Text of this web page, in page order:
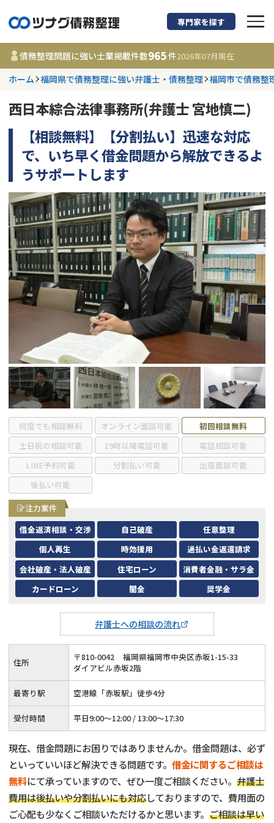
債務整理に強い弁
都道府県を選択
事務所 965
件
更新日 :
2026年07月31日
借金返済相談・交渉
任意整理
時効援用
会社破産・法人破産
消費者金融・サラ金
闇金
費用相場
コラム
債務整理
個人再生（民事再生）
過払金
借金問題
専門家を探す
債務整理問題に強い士業掲載件数965件2026年07月現在
ホーム 福岡県で債務整理に強い弁護士・債務整理 福岡市で債務整
西日本綜合法律事務所(弁護士 宮地慎二)
【相談無料】【分割払い】迅速な対応
で、いち早く借金問題から解放できるよ
うサポートします
何度でも相談無料 オンライン面談可能
初回相談無料
土日祝の相談可能
19時以降電話可能
電話相談可能
LINE予約可能
分割払い可能
出張面談可能
後払い可能
弁護士への相談の流れ
注力案件
借金返済相談・交渉
自己破産
任意整理
個人再生
時効援用
過払い金返還請求
会社破産・法人破産
住宅ローン
消費者金融・サラ金
カードローン
闇金 奨学金
住所 〒810-0042
福岡県福岡市中央区赤坂1-15-33
ダイアビル赤坂2階
最寄り駅 空港線「赤坂駅」徒歩4分
受付時間 平日9:00～12:00 / 13:00～17:30
現在、借金問題にお困りではありませんか。借金問題は、必ず
といっていいほど解決できる問題です。 借金に関するご相談は
無料にて承っていますので、ぜひ一度ご相談ください。 弁護士
費用は後払いや分割払いにも対応しておりますので、費用面の
ご心配も少なくご相談いただけるかと思います。 ご相談は早い